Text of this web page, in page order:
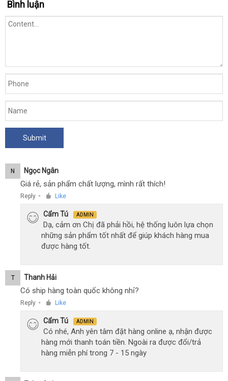
Bình luận
N Ngọc Ngân
Giá rẻ, sản phẩm chất lượng, mình rất thích!
Reply ● Like
Cẩm Tú ADMIN
Dạ, cảm ơn Chị đã phải hồi, hệ thống luôn lựa chọn
những sản phẩm tốt nhất để giúp khách hàng mua
được hàng tốt.
T Thanh Hải
Có ship hàng toàn quốc không nhỉ?
Reply ● Like
Cẩm Tú ADMIN
Có nhé, Anh yên tâm đặt hàng online ạ, nhận được
hàng mới thanh toán tiền. Ngoài ra được đổi/trả
hàng miễn phí trong 7 - 15 ngày